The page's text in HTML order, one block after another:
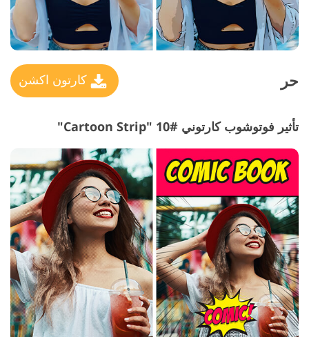
حر كارتون اكشن
تأثير فوتوشوب كارتوني #10 "Cartoon Strip"